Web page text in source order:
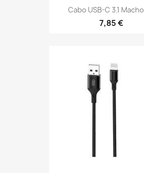
Cabo USB-C 3.1
7,85 €